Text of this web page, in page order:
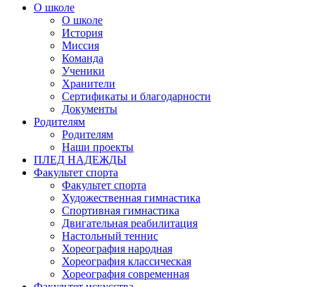
О школе
О школе
История
Миссия
Команда
Ученики
Хранители
Сертификаты и благодарности
Документы
Родителям
Родителям
Наши проекты
ПЛЕД НАДЕЖДЫ
Факультет спорта
Факультет спорта
Художественная гимнастика
Спортивная гимнастика
Двигательная реабилитация
Настольный теннис
Хореография народная
Хореография классическая
Хореография современная